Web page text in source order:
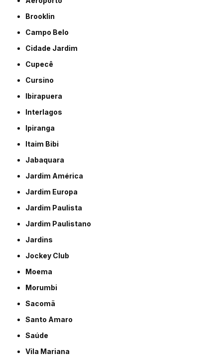
Brooklin
Campo Belo
Cidade Jardim
Cupecê
Cursino
Ibirapuera
Interlagos
Ipiranga
Itaim Bibi
Jabaquara
Jardim América
Jardim Europa
Jardim Paulista
Jardim Paulistano
Jardins
Jockey Club
Moema
Morumbi
Sacomã
Santo Amaro
Saúde
Vila Mariana